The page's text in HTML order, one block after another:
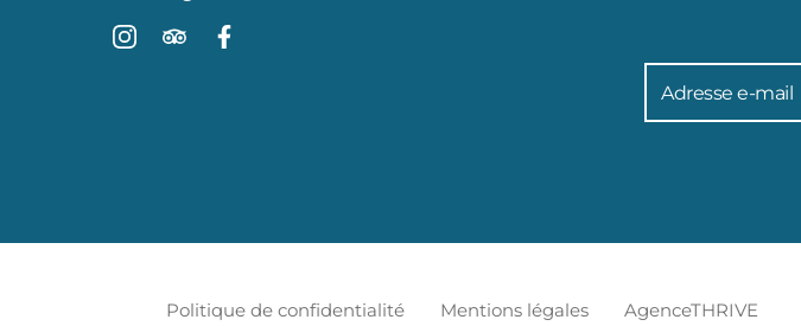
Politique de confidentialité Mentions légales AgenceTHRIVE